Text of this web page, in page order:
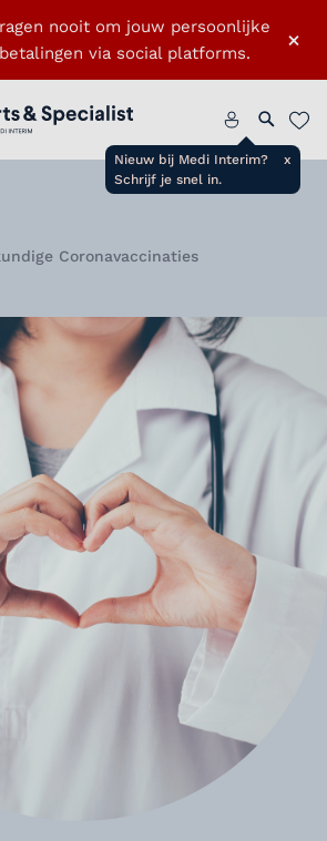
×
nooit om jouw persoonlijke
via social platforms.
Nieuw bij Medi Interim?
Schrijf je snel in.
x
Zoeken
Coronavaccinaties